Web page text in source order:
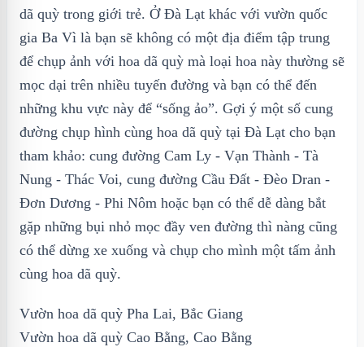
dã quỳ trong giới trẻ. Ở Đà Lạt khác với vườn quốc
gia Ba Vì là bạn sẽ không có một địa điểm tập trung
để chụp ảnh với hoa dã quỳ mà loại hoa này thường sẽ
mọc dại trên nhiều tuyến đường và bạn có thể đến
những khu vực này để “sống ảo”. Gợi ý một số cung
đường chụp hình cùng hoa dã quỳ tại Đà Lạt cho bạn
tham khảo: cung đường Cam Ly - Vạn Thành - Tà
Nung - Thác Voi, cung đường Cầu Đất - Đèo Dran -
Đơn Dương - Phi Nôm hoặc bạn có thể dễ dàng bắt
gặp những bụi nhỏ mọc đầy ven đường thì nàng cũng
có thể dừng xe xuống và chụp cho mình một tấm ảnh
cùng hoa dã quỳ.
Vườn hoa dã quỳ Pha Lai, Bắc Giang
Vườn hoa dã quỳ Cao Bằng, Cao Bằng